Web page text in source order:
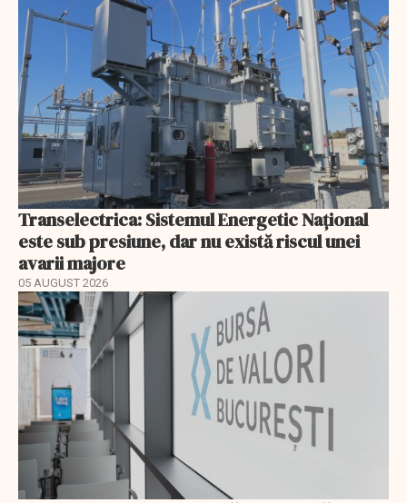
Transelectrica: Sistemul Energetic Național
este sub presiune, dar nu există riscul unei
avarii majore
05 AUGUST 2026